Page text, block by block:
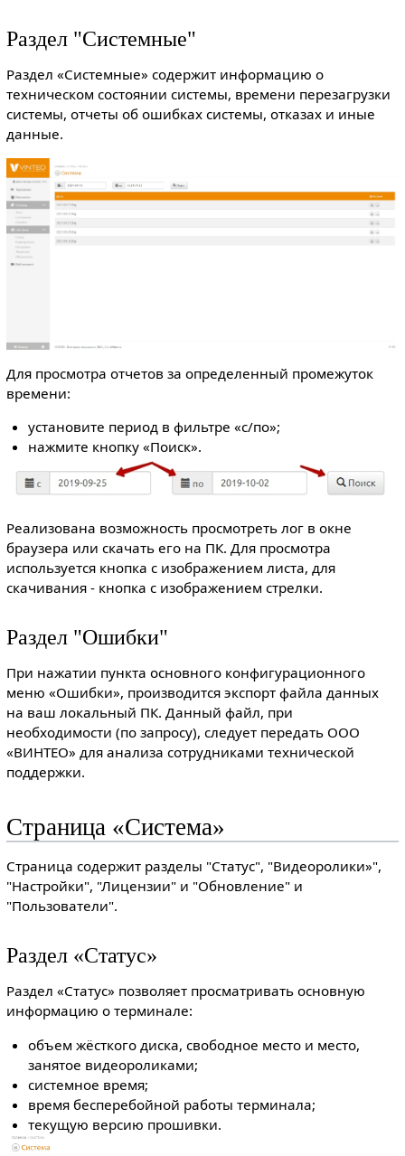
Раздел "Системные"
Раздел «Системные» содержит информацию о
техническом состоянии системы, времени перезагрузки
системы, отчеты об ошибках системы, отказах и иные
данные.
Для просмотра отчетов за определенный промежуток
времени:
установите период в фильтре «с/по»;
нажмите кнопку «Поиск».
Реализована возможность просмотреть лог в окне
браузера или скачать его на ПК. Для просмотра
используется кнопка с изображением листа, для
скачивания - кнопка с изображением стрелки.
Раздел "Ошибки"
При нажатии пункта основного конфигурационного
меню «Ошибки», производится экспорт файла данных
на ваш локальный ПК. Данный файл, при
необходимости (по запросу), следует передать ООО
«ВИНТЕО» для анализа сотрудниками технической
поддержки.
Страница «Система»
Страница содержит разделы "Статус", "Видеоролики»",
"Настройки", "Лицензии" и "Обновление" и
"Пользователи".
Раздел «Статус»
Раздел «Статус» позволяет просматривать основную
информацию о терминале:
объем жёсткого диска, свободное место и место,
занятое видеороликами;
системное время;
время бесперебойной работы терминала;
текущую версию прошивки.